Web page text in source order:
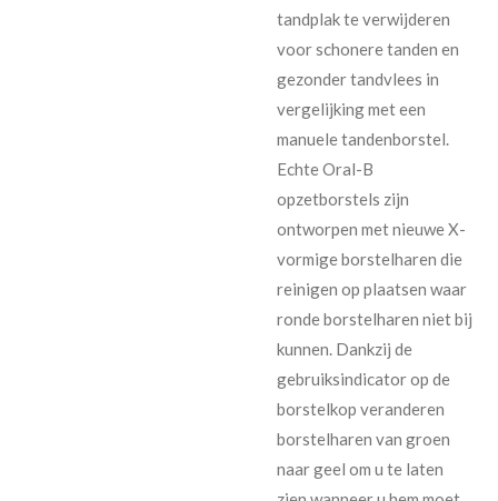
tandplak te verwijderen
voor schonere tanden en
gezonder tandvlees in
vergelijking met een
manuele tandenborstel.
Echte Oral-B
opzetborstels zijn
ontworpen met nieuwe X-
vormige borstelharen die
reinigen op plaatsen waar
ronde borstelharen niet bij
kunnen. Dankzij de
gebruiksindicator op de
borstelkop veranderen
borstelharen van groen
naar geel om u te laten